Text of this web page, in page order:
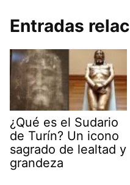
Entradas
¿Qué es el Sudario
de Turín? Un icono
sagrado de lealtad y
grandeza